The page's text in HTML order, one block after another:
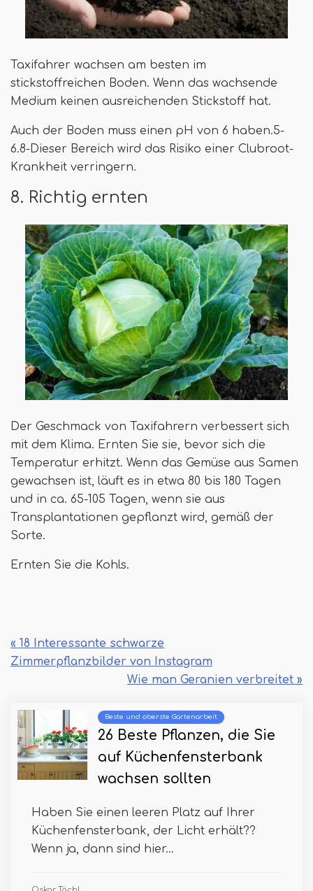
Taxifahrer wachsen am besten im
stickstoffreichen Boden. Wenn das wachsende
Medium keinen ausreichenden Stickstoff hat.
Auch der Boden muss einen pH von 6 haben.5-
6.8-Dieser Bereich wird das Risiko einer Clubroot-
Krankheit verringern.
8. Richtig ernten
Der Geschmack von Taxifahrern verbessert sich
mit dem Klima. Ernten Sie sie, bevor sich die
Temperatur erhitzt. Wenn das Gemüse aus Samen
gewachsen ist, läuft es in etwa 80 bis 180 Tagen
und in ca. 65-105 Tagen, wenn sie aus
Transplantationen gepflanzt wird, gemäß der
Sorte.
Ernten Sie die Kohls.
« 18 Interessante schwarze
Zimmerpflanzbilder von Instagram
Wie man Geranien verbreitet »
Beste und oberste Gartenarbeit
26 Beste Pflanzen, die Sie
auf Küchenfensterbank
wachsen sollten
Haben Sie einen leeren Platz auf Ihrer
Küchenfensterbank, der Licht erhält??
Wenn ja, dann sind hier...